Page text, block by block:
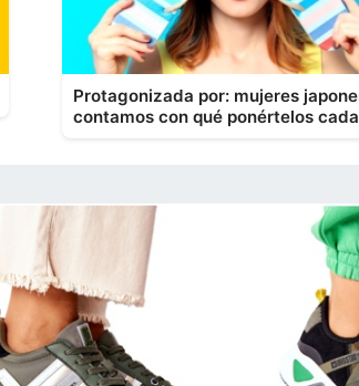
Protagonizada por: mujeres
contamos con qué ponértelos